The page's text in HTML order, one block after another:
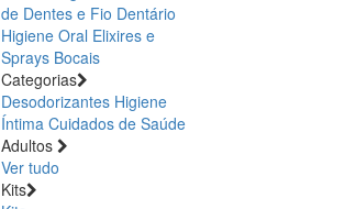
de Dentes e Fio Dentário
Higiene Oral Elixires e
Sprays Bocais
Categorias
Desodorizantes Higiene
Íntima Cuidados de Saúde
Adultos
Ver tudo
Kits